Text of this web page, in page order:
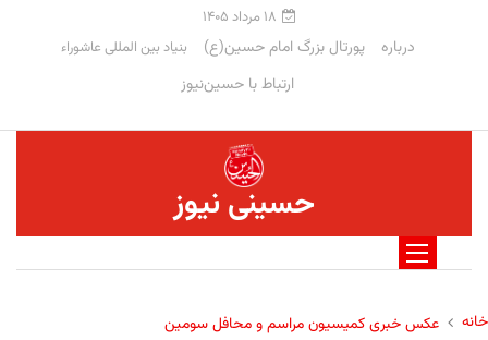
۱۸ مرداد ۱۴۰۵
درباره پورتال بزرگ امام حسین(ع) بنیاد بین المللی عاشوراء
ارتباط با حسین‌نیوز
حسینی نیوز
خانه
عکس خبری کمیسیون مراسم و محافل سومین